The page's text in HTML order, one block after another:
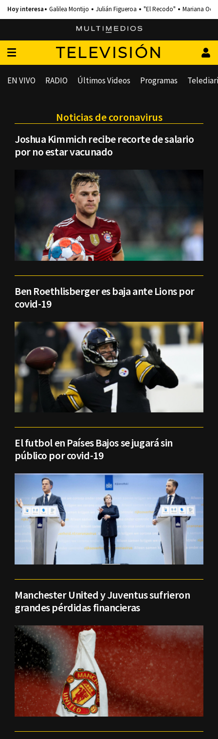
Galilea Montijo Julián Figueroa "El Recodo" Mariana
TELEVISIÓN
EN VIVO RADIO Últimos Videos Programas
Noticias de coronavirus
Joshua Kimmich recibe recorte de salario
por no estar vacunado
Ben Roethlisberger es baja ante Lions por
covid-19
El futbol en Países Bajos se jugará sin
público por covid-19
Manchester United y Juventus sufrieron
grandes pérdidas financieras